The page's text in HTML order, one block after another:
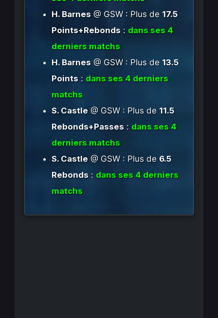
H. Barnes @ GSW : Plus de 17.5
Points+Rebonds : dans ses 4
derniers matchs
H. Barnes @ GSW : Plus de 13.5
Points : dans ses 4 derniers
matchs
S. Castle @ GSW : Plus de 11.5
Rebonds+Passes : dans ses 4
derniers matchs
S. Castle @ GSW : Plus de 6.5
Rebonds : dans ses 4 derniers
matchs